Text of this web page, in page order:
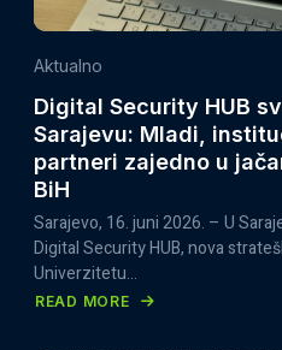
ORGANIZACIJE
CIVILNOG
Aktualno
Digital Security HUB
Sarajevu: Mladi,
partneri zajedno u
BiH
Sarajevo, 16. juni 2026. – U
Digital Security HUB, nova
Univerzitetu…
READ MORE